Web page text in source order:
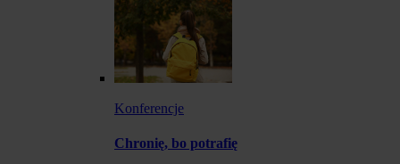
Konferencje
Chronię, bo potrafię